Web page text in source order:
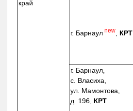
край
г. Барнаул new КРТ
г. Барнаул,
с. Власиха,
ул. Мамонтова,
д. 196, КРТ